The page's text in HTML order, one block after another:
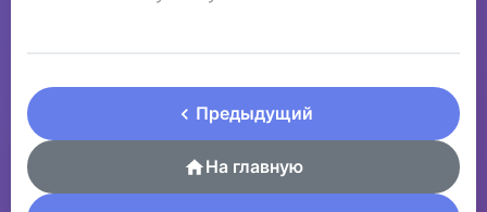
Предыдущий
На главную